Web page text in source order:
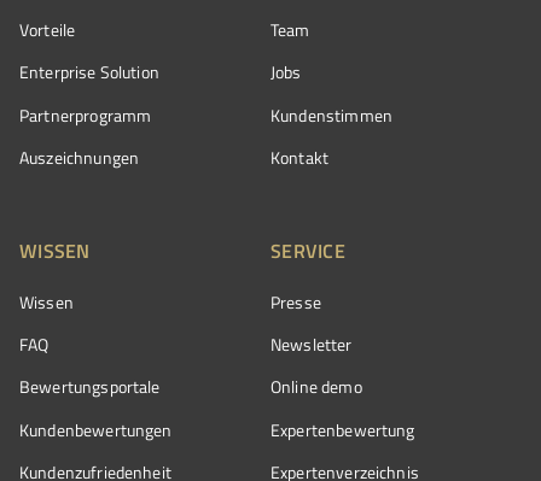
Vorteile
Enterprise Solution
Partnerprogramm
Auszeichnungen
Team
Jobs
Kundenstimmen
Kontakt
WISSEN
Wissen
FAQ
Bewertungsportale
Kundenbewertungen
Kundenzufriedenheit
SERVICE
Presse
Newsletter
Online demo
Expertenbewertung
Expertenverzeichnis